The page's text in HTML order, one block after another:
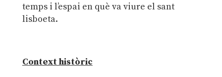
temps i l’espai en què va viure el sant
lisboeta.
Context històric